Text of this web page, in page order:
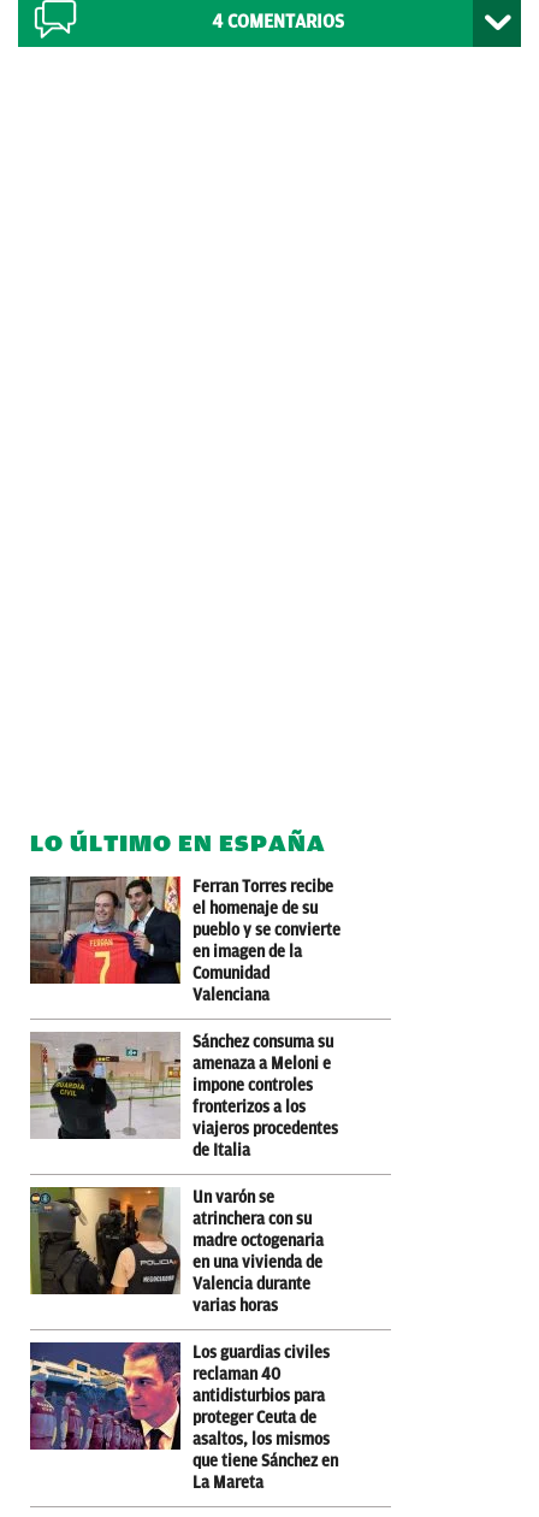
4COMENTARIOS
LO ÚLTIMO EN ESPAÑA
Ferran Torres recibe
el homenaje de su
pueblo y se convierte
en imagen de la
Comunidad
Valenciana
Sánchez consuma su
amenaza a Meloni e
impone controles
fronterizos a los
viajeros procedentes
de Italia
Un varón se
atrinchera con su
madre octogenaria
en una vivienda de
Valencia durante
varias horas
Los guardias civiles
reclaman 40
antidisturbios para
proteger Ceuta de
asaltos, los mismos
que tiene Sánchez en
La Mareta